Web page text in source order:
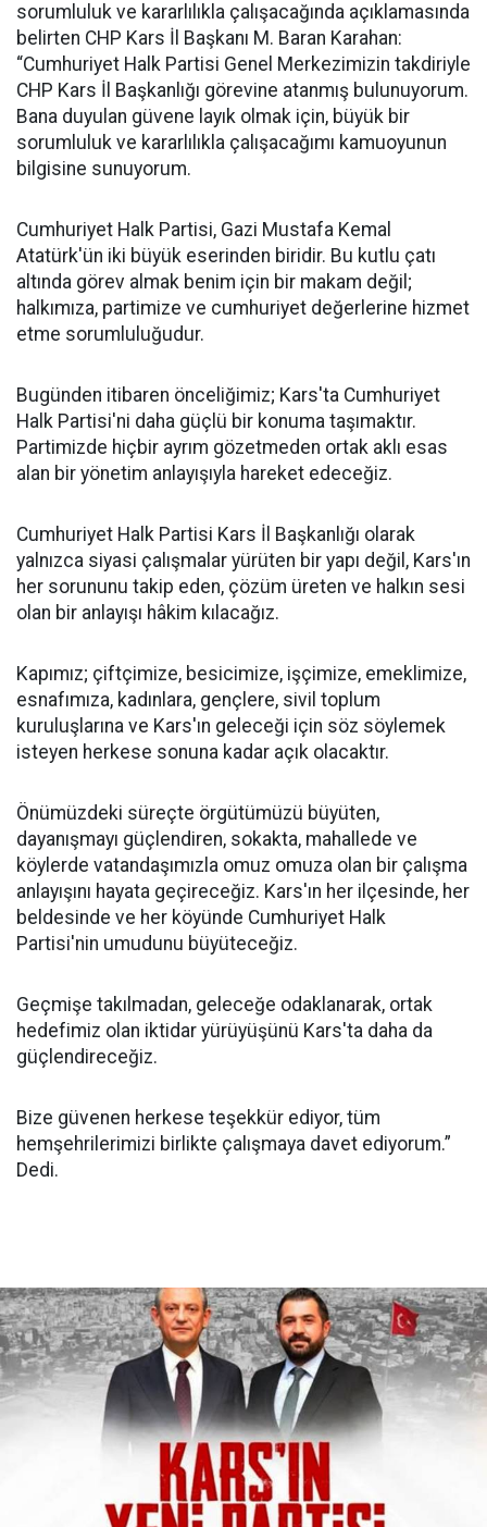
sorumluluk ve kararlılıkla çalışacağında açıklamasında
belirten CHP Kars İl Başkanı M. Baran Karahan:
“Cumhuriyet Halk Partisi Genel Merkezimizin takdiriyle
CHP Kars İl Başkanlığı görevine atanmış bulunuyorum.
Bana duyulan güvene layık olmak için, büyük bir
sorumluluk ve kararlılıkla çalışacağımı kamuoyunun
bilgisine sunuyorum.
Cumhuriyet Halk Partisi, Gazi Mustafa Kemal
Atatürk'ün iki büyük eserinden biridir. Bu kutlu çatı
altında görev almak benim için bir makam değil;
halkımıza, partimize ve cumhuriyet değerlerine hizmet
etme sorumluluğudur.
Bugünden itibaren önceliğimiz; Kars'ta Cumhuriyet
Halk Partisi'ni daha güçlü bir konuma taşımaktır.
Partimizde hiçbir ayrım gözetmeden ortak aklı esas
alan bir yönetim anlayışıyla hareket edeceğiz.
Cumhuriyet Halk Partisi Kars İl Başkanlığı olarak
yalnızca siyasi çalışmalar yürüten bir yapı değil, Kars'ın
her sorununu takip eden, çözüm üreten ve halkın sesi
olan bir anlayışı hâkim kılacağız.
Kapımız; çiftçimize, besicimize, işçimize, emeklimize,
esnafımıza, kadınlara, gençlere, sivil toplum
kuruluşlarına ve Kars'ın geleceği için söz söylemek
isteyen herkese sonuna kadar açık olacaktır.
Önümüzdeki süreçte örgütümüzü büyüten,
dayanışmayı güçlendiren, sokakta, mahallede ve
köylerde vatandaşımızla omuz omuza olan bir çalışma
anlayışını hayata geçireceğiz. Kars'ın her ilçesinde, her
beldesinde ve her köyünde Cumhuriyet Halk
Partisi'nin umudunu büyüteceğiz.
Geçmişe takılmadan, geleceğe odaklanarak, ortak
hedefimiz olan iktidar yürüyüşünü Kars'ta daha da
güçlendireceğiz.
Bize güvenen herkese teşekkür ediyor, tüm
hemşehrilerimizi birlikte çalışmaya davet ediyorum.”
Dedi.